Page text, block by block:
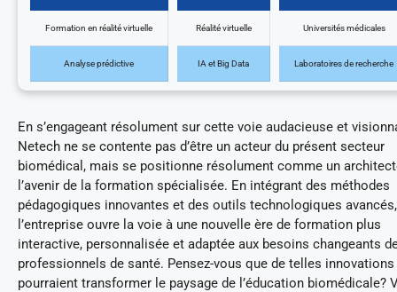
Formation en réalité virtuelle Réalité virtuelle Universités médicales
Analyse prédictive IA et Big Data Laboratoires de recherche
En s’engageant résolument sur cette voie audacieuse et
Netech ne se contente pas d’être un acteur du présent secteur
biomédical, mais se positionne résolument comme un
l’avenir de la formation spécialisée. En intégrant des méthodes
pédagogiques innovantes et des outils technologiques avancés,
l’entreprise ouvre la voie à une nouvelle ère de formation plus
interactive, personnalisée et adaptée aux besoins changeants
professionnels de santé. Pensez-vous que de telles innovations
pourraient transformer le paysage de l’éducation biomédicale?